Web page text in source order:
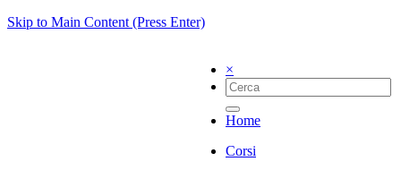
Skip to Main Content (Press Enter)
×
Home
Corsi